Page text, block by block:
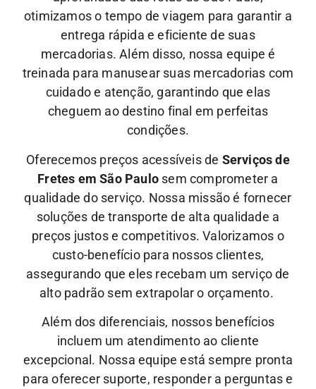
otimizamos o tempo de viagem para garantir a
entrega rápida e eficiente de suas
mercadorias.Além disso, nossa equipe é
treinada para manusear suas mercadorias com
cuidado e atenção, garantindo que elas
cheguem ao destino final em perfeitas
condições.
Oferecemos preços acessíveis de Serviços de
Fretes em São Paulo sem comprometer a
qualidade do serviço. Nossa missão é fornecer
soluções de transporte de alta qualidade a
preços justos e competitivos. Valorizamos o
custo-benefício para nossos clientes,
assegurando que eles recebam um serviço de
alto padrão sem extrapolar o orçamento.
Além dos diferenciais, nossos benefícios
incluem um atendimento ao cliente
excepcional. Nossa equipe está sempre pronta
para oferecer suporte, responder a perguntas e